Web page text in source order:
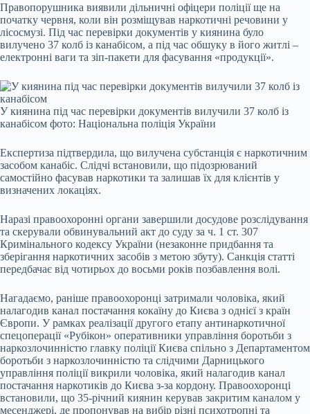
Правопорушника виявили дільничні офіцери поліції ще на
початку червня, коли він розміщував наркотичні речовини у
лісосмузі. Під час перевірки документів у киянина було
вилучено 37 колб із канабісом, а під час обшуку в його житлі –
електронні ваги та зіп-пакети для фасування «продукції».
У киянина під час перевірки документів вилучили 37 колб із
канабісом фото: Національна поліція України
Експертиза підтвердила, що вилучена субстанція є наркотичним
засобом канабіс. Слідчі встановили, що підозрюваний
самостійно фасував наркотики та залишав їх для клієнтів у
визначених локаціях.
Наразі правоохоронні органи завершили досудове розслідування
та скерували обвинувальний акт до суду за ч. 1 ст. 307
Кримінального кодексу України (незаконне придбання та
зберігання наркотичних засобів з метою збуту). Санкція статті
передбачає від чотирьох до восьми років позбавлення волі.
Нагадаємо, раніше правоохоронці затримали чоловіка, який
налагодив канал постачання кокаїну до Києва з однієї з країн
Європи. У рамках реалізації другого етапу антинаркотичної
спецоперації «Рубікон» оперативники управління боротьби з
наркозлочинністю главку поліції Києва спільно з Департаментом
боротьби з наркозлочинністю та слідчими Дарницького
управління поліції викрили чоловіка, який налагодив канал
постачання наркотиків до Києва з-за кордону. Правоохоронці
встановили, що 35-річний киянин керував закритим каналом у
месенджері, де пропонував на вибір різні психотропні та